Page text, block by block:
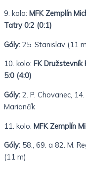
9. kolo: MFK Zemplín
Tatry 0:2 (0:1)
Góly: 25. Stanislav (11
10. kolo: FK Družstevník
5:0 (4:0)
Góly: 2. P. Chovanec,
Mariančík
11. kolo: MFK Zemplín
Góly: 58., 69. a 82. M.
(11 m)